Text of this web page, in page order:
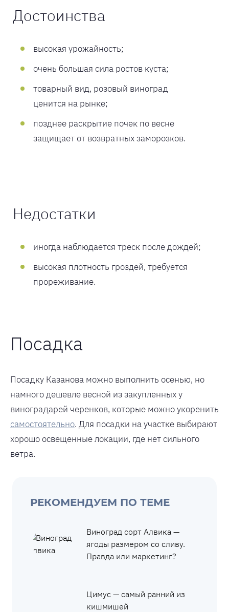
Достоинства
высокая урожайность;
очень большая сила ростов куста;
товарный вид, розовый виноград
ценится на рынке;
позднее раскрытие почек по весне
защищает от возвратных заморозков.
Недостатки
иногда наблюдается треск после дождей;
высокая плотность гроздей, требуется
прореживание.
Посадка
Посадку Казанова можно выполнить осенью, но
намного дешевле весной из закупленных у
виноградарей черенков, которые можно укоренить
самостоятельно. Для посадки на участке выбирают
хорошо освещенные локации, где нет сильного
ветра.
РЕКОМЕНДУЕМ ПО ТЕМЕ
Виноград сорт Алвика —
ягоды размером со сливу.
Правда или маркетинг?
Цимус — самый ранний из
кишмишей